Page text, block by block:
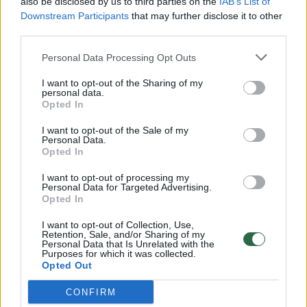
Downstream Participants that may further disclose it to other
Personal Data Processing Opt Outs
I want to opt-out of the Sharing of my
personal data.
Opted In
I want to opt-out of the Sale of my
Personal Data.
Opted In
I want to opt-out of processing my
Personal Data for Targeted Advertising.
Opted In
I want to opt-out of Collection, Use,
Retention, Sale, and/or Sharing of my
Personal Data that Is Unrelated with the
Purposes for which it was collected.
Opted Out
CONFIRM
Žinios | Lietuvos diena
Savaitės vidurys nusimato karštas: temperatūra kils iki
Žinios | Orai
00:00:59
Nufilmavo, kaip patvino Vilniaus Vakarinis aplinkkelis:
vaizdas pribloškia
Žinios | Lietuvos diena
Avarija Vilniuje: į stotelę įsirėžęs automobilis sužalojo
dvi moteris
Žinios | Lietuvos diena